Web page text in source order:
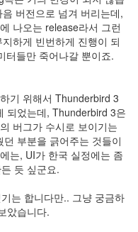
버전으로 넘겨 버리는데,
나오는 release라서 그런
하게 빈번하게 진행이 되
터들만 죽어나갈 뿐이죠.
기 위해서 Thunderbird 3
되었는데, Thunderbird 3은
버그가 수시로 보이기는
부분을 긁어주는 것들이
는, UI가 한국 실정에는 좀
듯 싶군요.
는 합니다만.. 그냥 궁금하
았습니다.